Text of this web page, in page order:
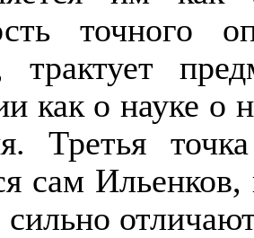
точного
трактует
как о науке о
Третья
сам
сильно